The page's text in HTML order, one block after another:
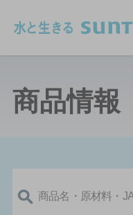
商品情報